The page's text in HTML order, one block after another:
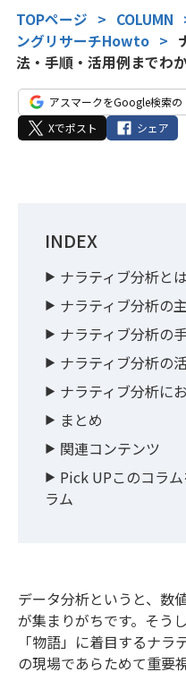
TOPページ > COLUMN
ングリサーチHowto >
法・手順・活用例までわ
アスマークをGoogle検索
Xでポスト
シェア
INDEX
ナラティブ分析と
ナラティブ分析の
ナラティブ分析の
ナラティブ分析の
ナラティブ分析に
まとめ
関連コンテンツ
Pick UPこのコラ
ラム
データ分析というと、数
が集まりがちです。そう
「物語」に着目するナ
の現場であらためて重要